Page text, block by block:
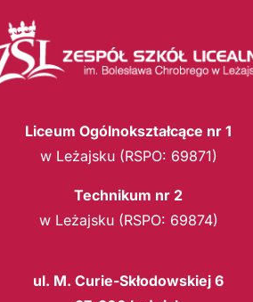
Liceum Ogólnokształcące nr 1
w Leżajsku (RSPO: 69871)
Technikum nr 2
w Leżajsku (RSPO: 69874)
ul. M. Curie-Skłodowskiej 6